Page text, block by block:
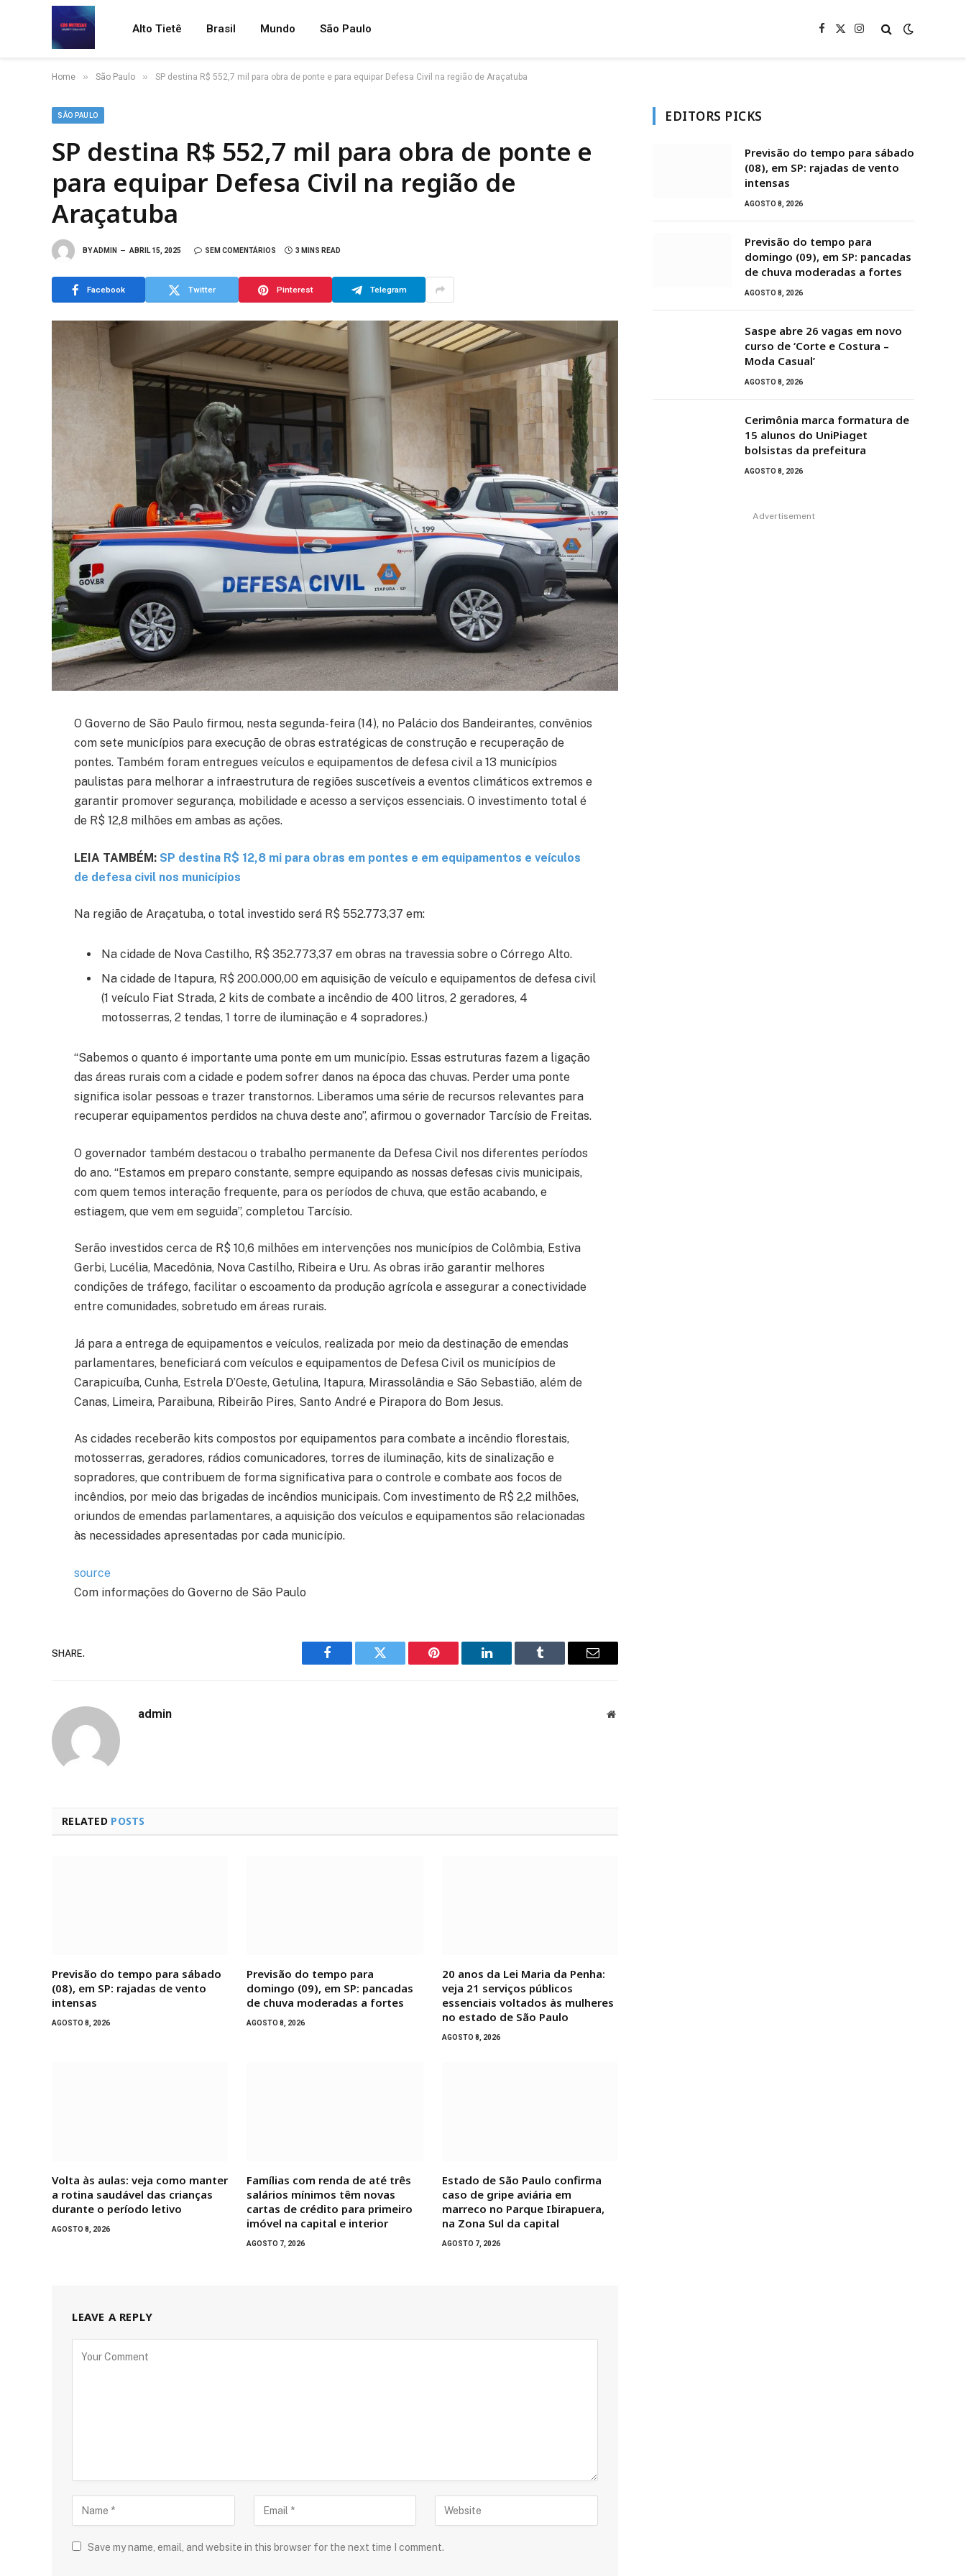
Alto Tietê Brasil Mundo São Paulo Facebook
X
Instagram
Home » São Paulo » SP destina R$ 552,7 mil para obra de ponte e para equipar Defesa Civil na região de Araçatuba
SÃO PAULO
SP destina R$ 552,7 mil para obra de ponte e
para equipar Defesa Civil na região de
Araçatuba
BYADMIN ABRIL 15, 2025 SEM COMENTÁRIOS 3 MINS READ
Facebook Twitter Pinterest Telegram
O Governo de São Paulo firmou, nesta segunda-feira (14), no Palácio dos Bandeirantes, convênios
com sete municípios para execução de obras estratégicas de construção e recuperação de
pontes. Também foram entregues veículos e equipamentos de defesa civil a 13 municípios
paulistas para melhorar a infraestrutura de regiões suscetíveis a eventos climáticos extremos e
garantir promover segurança, mobilidade e acesso a serviços essenciais. O investimento total é
de R$ 12,8 milhões em ambas as ações.
LEIA TAMBÉM: SP destina R$ 12,8 mi para obras em pontes e em equipamentos e veículos
de defesa civil nos municípios
Na região de Araçatuba, o total investido será R$ 552.773,37 em:
Na cidade de Nova Castilho, R$ 352.773,37 em obras na travessia sobre o Córrego Alto.
Na cidade de Itapura, R$ 200.000,00 em aquisição de veículo e equipamentos de defesa civil
(1 veículo Fiat Strada, 2 kits de combate a incêndio de 400 litros, 2 geradores, 4
motosserras, 2 tendas, 1 torre de iluminação e 4 sopradores.)
“Sabemos o quanto é importante uma ponte em um município. Essas estruturas fazem a ligação
das áreas rurais com a cidade e podem sofrer danos na época das chuvas. Perder uma ponte
significa isolar pessoas e trazer transtornos. Liberamos uma série de recursos relevantes para
recuperar equipamentos perdidos na chuva deste ano”, afirmou o governador Tarcísio de Freitas.
O governador também destacou o trabalho permanente da Defesa Civil nos diferentes períodos
do ano. “Estamos em preparo constante, sempre equipando as nossas defesas civis municipais,
com quem temos interação frequente, para os períodos de chuva, que estão acabando, e
estiagem, que vem em seguida”, completou Tarcísio.
Serão investidos cerca de R$ 10,6 milhões em intervenções nos municípios de Colômbia, Estiva
Gerbi, Lucélia, Macedônia, Nova Castilho, Ribeira e Uru. As obras irão garantir melhores
condições de tráfego, facilitar o escoamento da produção agrícola e assegurar a conectividade
entre comunidades, sobretudo em áreas rurais.
Já para a entrega de equipamentos e veículos, realizada por meio da destinação de emendas
parlamentares, beneficiará com veículos e equipamentos de Defesa Civil os municípios de
Carapicuíba, Cunha, Estrela D’Oeste, Getulina, Itapura, Mirassolândia e São Sebastião, além de
Canas, Limeira, Paraibuna, Ribeirão Pires, Santo André e Pirapora do Bom Jesus.
As cidades receberão kits compostos por equipamentos para combate a incêndio florestais,
motosserras, geradores, rádios comunicadores, torres de iluminação, kits de sinalização e
sopradores, que contribuem de forma significativa para o controle e combate aos focos de
incêndios, por meio das brigadas de incêndios municipais. Com investimento de R$ 2,2 milhões,
oriundos de emendas parlamentares, a aquisição dos veículos e equipamentos são relacionadas
às necessidades apresentadas por cada município.
source
Com informações do Governo de São Paulo
SHARE.
Facebook Twitter Pinterest LinkedIn Tumblr Email
admin Website
RELATED POSTS
Previsão do tempo para sábado
(08), em SP: rajadas de vento
intensas
AGOSTO 8, 2026
Previsão do tempo para
domingo (09), em SP: pancadas
de chuva moderadas a fortes
AGOSTO 8, 2026
20 anos da Lei Maria da Penha:
veja 21 serviços públicos
essenciais voltados às mulheres
no estado de São Paulo
AGOSTO 8, 2026
Volta às aulas: veja como manter
a rotina saudável das crianças
durante o período letivo
AGOSTO 8, 2026
Famílias com renda de até três
salários mínimos têm novas
cartas de crédito para primeiro
imóvel na capital e interior
AGOSTO 7, 2026
Estado de São Paulo confirma
caso de gripe aviária em
marreco no Parque Ibirapuera,
na Zona Sul da capital
AGOSTO 7, 2026
LEAVE A REPLY
Save my name, email, and website in this browser for the next time I comment.
EDITORS PICKS
Previsão do tempo para sábado
(08), em SP: rajadas de vento
intensas
AGOSTO 8, 2026
Previsão do tempo para
domingo (09), em SP: pancadas
de chuva moderadas a fortes
AGOSTO 8, 2026
Saspe abre 26 vagas em novo
curso de ‘Corte e Costura –
Moda Casual’
AGOSTO 8, 2026
Cerimônia marca formatura de
15 alunos do UniPiaget
bolsistas da prefeitura
AGOSTO 8, 2026
Advertisement